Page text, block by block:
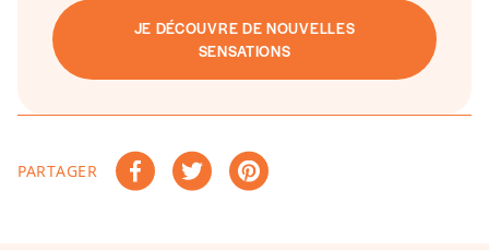
JE DÉCOUVRE DE NOUVELLES
SENSATIONS
PARTAGER Partager sur Facebook
Tweeter sur TwitterÉpingler sur Pinterest